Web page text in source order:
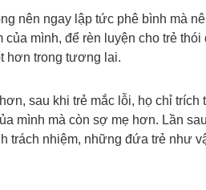
nên ngay lập tức phê bình mà
của mình, để rèn luyện cho trẻ
hơn trong tương lai.
sau khi trẻ mắc lỗi, họ chỉ
mình mà còn sợ mẹ hơn. Lần
trách nhiệm, những đứa trẻ như